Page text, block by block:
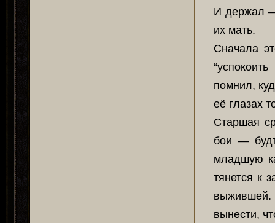
И держал —
их мать.
Сначала
помнил,
её глазах
Старшая
бои —
младшую
тянется к
выжившей.
вынести,